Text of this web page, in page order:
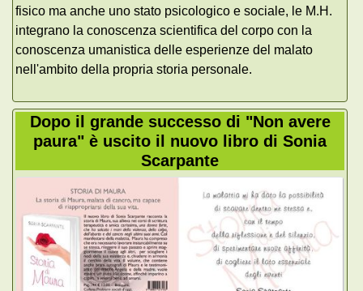
fisico ma anche uno stato psicologico e sociale, le M.H.
integrano la conoscenza scientifica del corpo con la
conoscenza umanistica delle esperienze del malato
nell'ambito della propria storia personale.
Dopo il grande successo di "Non avere
paura" è uscito il nuovo libro di Sonia
Scarpante